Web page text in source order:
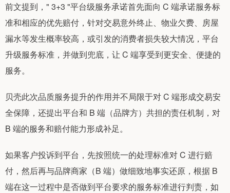
前文提到，" 3+3 "平台级服务承诺首先面向 C 端承诺服务标
准和相应的优先赔付，针对交易意外终止、物业欠费、房屋
漏水等发生概率较高，或引发的消费者损失较大情况，平台
升级服务标准，并做到兜底，让 C 端享受到更安全、便捷的
服务。
贝壳此次品质服务提升的作用并不局限于对 C 端形成交易安
全保障，还提出平台和 B 端（品牌方）共担的责任机制，对
B 端的服务和赔付能力形成补足。
如果客户投诉到平台，先按照统一的处理标准对 C 进行赔
付，然后再与品牌商家（B 端）做细致地事实还原，根据 B
端在这一过程中是否做到平台要求的服务标准进行判责，如